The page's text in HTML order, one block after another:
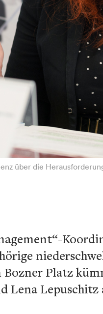
über die
Bozner Platz
Lena